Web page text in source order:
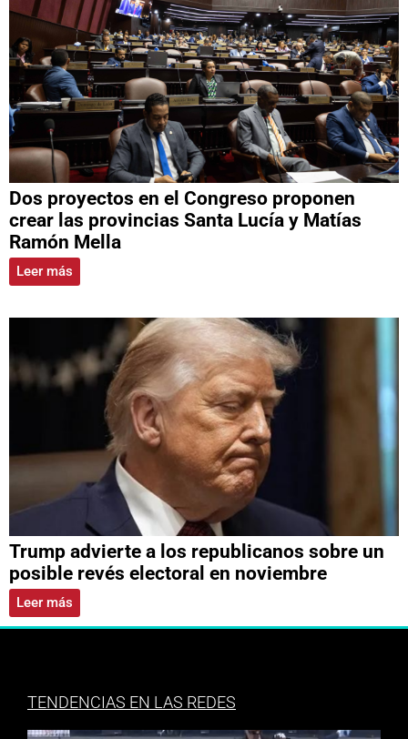
Dos proyectos en el Congreso proponen
crear las provincias Santa Lucía y Matías
Ramón Mella
Leer más
Trump advierte a los republicanos sobre un
posible revés electoral en noviembre
Leer más
TENDENCIAS EN LAS REDES